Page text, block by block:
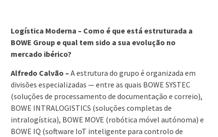
Logística Moderna – Como é que está estruturada a
BOWE Group e qual tem sido a sua evolução no
mercado ibérico?
Alfredo Calvão – A estrutura do grupo é organizada em
divisões especializadas — entre as quais BOWE SYSTEC
(soluções de processamento de documentação e correio),
BOWE INTRALOGISTICS (soluções completas de
intralogística), BOWE MOVE (robótica móvel autónoma) e
BOWE IQ (software IoT inteligente para controlo de